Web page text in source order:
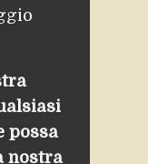
possa
nostra